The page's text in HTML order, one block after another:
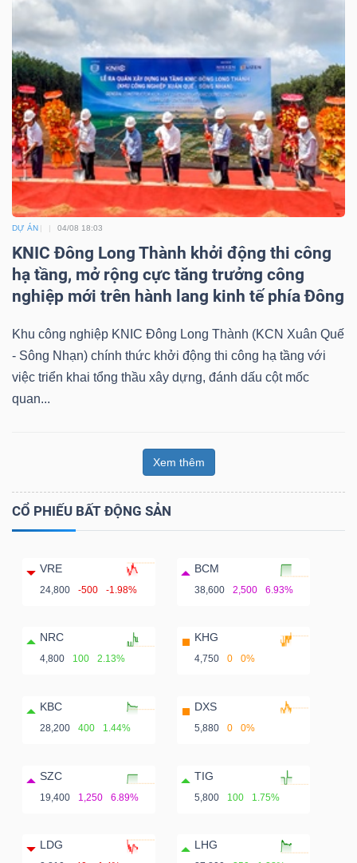
DỰ ÁN 04/08 18:03
KNIC Đông Long Thành khởi động thi công
hạ tầng, mở rộng cực tăng trưởng công
nghiệp mới trên hành lang kinh tế phía Đông
Khu công nghiệp KNIC Đông Long Thành (KCN Xuân Quế
- Sông Nhạn) chính thức khởi động thi công hạ tầng với
việc triển khai tổng thầu xây dựng, đánh dấu cột mốc
quan...
Xem thêm
CỔ PHIẾU BẤT ĐỘNG SẢN
VRE
24,800 -500 -1.98%
BCM
38,600 2,500 6.93%
NRC
4,800 100 2.13%
KHG
4,750 0 0%
KBC
28,200 400 1.44%
DXS
5,880 0 0%
SZC
19,400 1,250 6.89%
TIG
5,800 100 1.75%
LDG LHG